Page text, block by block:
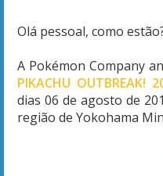
Olá pessoal, como
A Pokémon Company
PIKACHU OUTBREAK!
dias 06 de agosto de
região de Yokohama